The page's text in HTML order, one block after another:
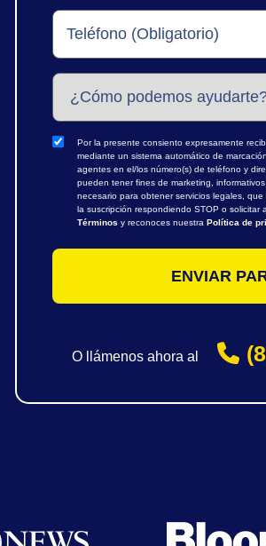
Por la presente consiento expresamente
mediante un sistema automático de
agentes en el/los número(s) de teléfono y
pueden tener fines de marketing,
necesario para obtener servicios legales,
la suscripción respondiendo STOP o
Términos y reconoces nuestra Política de
O llámenos ahora al